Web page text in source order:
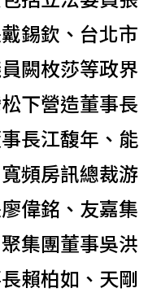
錫欽、台北市
闕枚莎等政界
下營造董事長
長江馥年、能
頻房訊總裁游
偉銘、友嘉集
集團董事吳洪
賴柏如、天剛